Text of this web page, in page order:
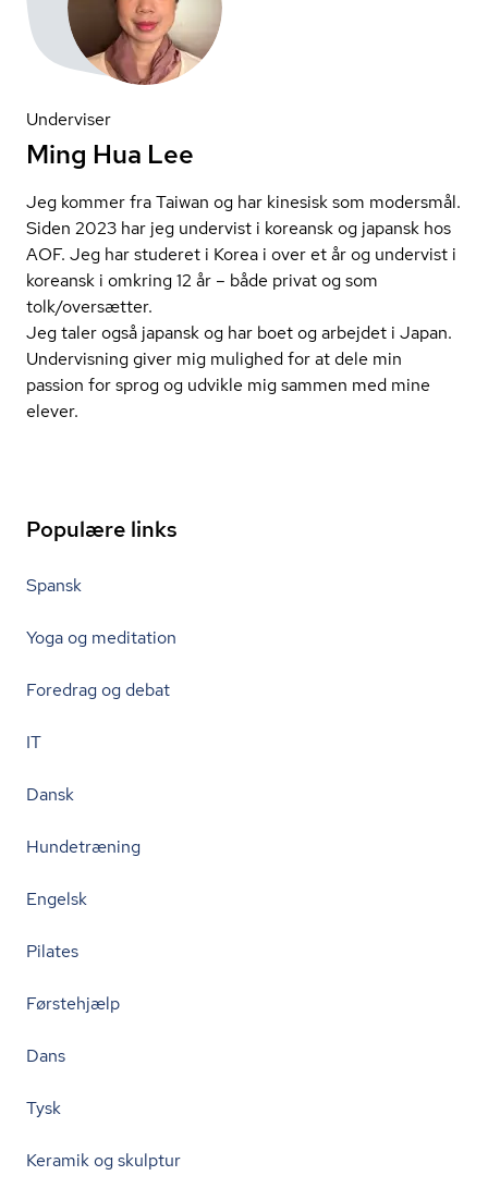
Underviser
Ming Hua Lee
Jeg kommer fra Taiwan og har kinesisk som modersmål.
Siden 2023 har jeg undervist i koreansk og japansk hos
AOF. Jeg har studeret i Korea i over et år og undervist i
koreansk i omkring 12 år – både privat og som
tolk/oversætter.
Jeg taler også japansk og har boet og arbejdet i Japan.
Undervisning giver mig mulighed for at dele min
passion for sprog og udvikle mig sammen med mine
elever.
Populære links
Spansk
Yoga og meditation
Foredrag og debat
IT
Dansk
Hundetræning
Engelsk
Pilates
Førstehjælp
Dans
Tysk
Keramik og skulptur